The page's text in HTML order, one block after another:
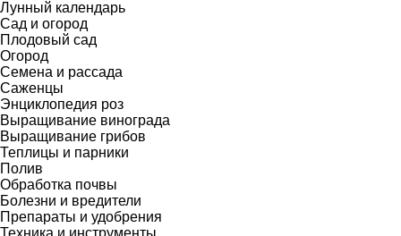
Лунный календарь
Сад и огород
Плодовый сад
Огород
Семена и рассада
Саженцы
Энциклопедия роз
Выращивание винограда
Выращивание грибов
Теплицы и парники
Полив
Обработка почвы
Болезни и вредители
Препараты и удобрения
Техника и инструменты